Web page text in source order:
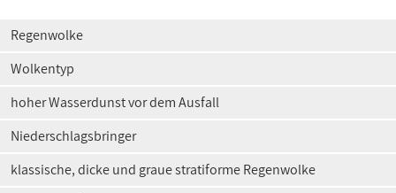
Regenwolke
Wolkentyp
hoher Wasserdunst vor dem Ausfall
Niederschlagsbringer
klassische, dicke und graue stratiforme Regenwolke